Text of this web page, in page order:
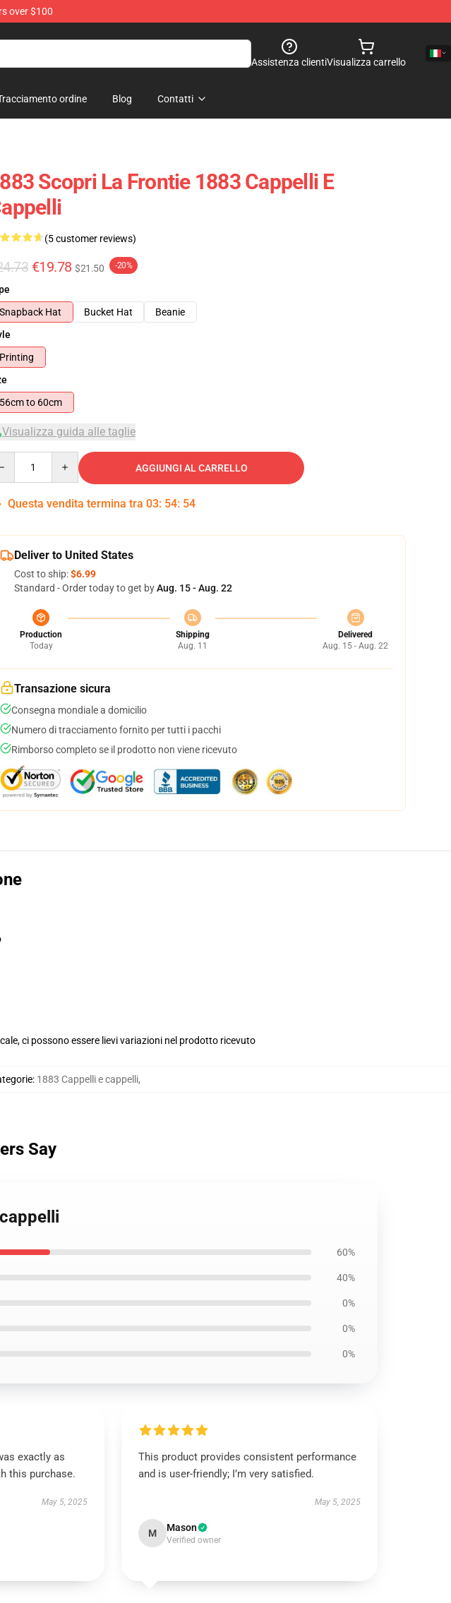
over $100
Assistenza clientiVisualizza carrello
ordine Blog Contatti
Scopri La Frontie 1883 Cappelli E
(5 customer reviews)
€19.78 $21.50 -20%
Snapback Hat
Bucket Hat
Beanie
Printing
56cm to 60cm
Visualizza guida alle taglie
AGGIUNGI AL CARRELLO
Questa vendita termina tra 03: 54: 53
Deliver to United States
Cost to ship:$6.99
Standard - Order today to get byAug. 15 - Aug. 22
Production
Today
Shipping
Aug. 11
Delivered
Aug. 15 - Aug. 22
Transazione sicura
Consegna mondiale a domicilio
Numero di tracciamento fornito per tutti i pacchi
Rimborso completo se il prodotto non viene ricevuto
ci possono essere lievi variazioni nel prodotto ricevuto
: 1883 Cappelli e cappelli,
Say
60%
40%
0%
0%
0%
exactly as
this purchase.
May 5, 2025
This product provides consistent performance
and is user-friendly; I’m very satisfied.
May 5, 2025
M Mason
Verified owner